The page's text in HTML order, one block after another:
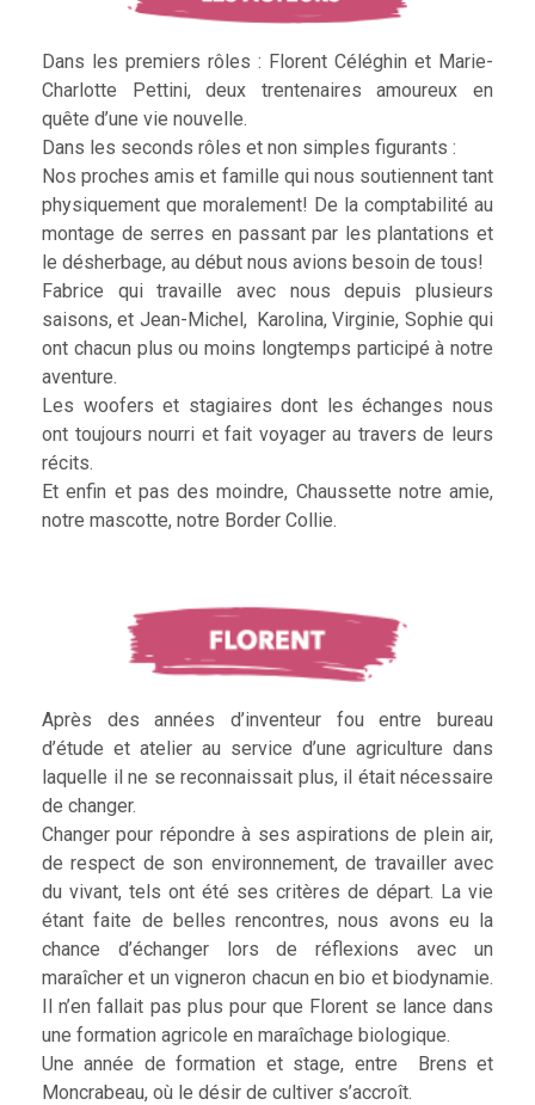
Dans les premiers rôles : Florent Céléghin et Marie-
Charlotte Pettini, deux trentenaires amoureux en
quête d’une vie nouvelle.
Dans les seconds rôles et non simples figurants :
Nos proches amis et famille qui nous soutiennent tant
physiquement que moralement! De la comptabilité au
montage de serres en passant par les plantations et
le désherbage, au début nous avions besoin de tous!
Fabrice qui travaille avec nous depuis plusieurs
saisons, et Jean-Michel, Karolina, Virginie, Sophie qui
ont chacun plus ou moins longtemps participé à notre
aventure.
Les woofers et stagiaires dont les échanges nous
ont toujours nourri et fait voyager au travers de leurs
récits.
Et enfin et pas des moindre, Chaussette notre amie,
notre mascotte, notre Border Collie.
Après des années d’inventeur fou entre bureau
d’étude et atelier au service d’une agriculture dans
laquelle il ne se reconnaissait plus, il était nécessaire
de changer.
Changer pour répondre à ses aspirations de plein air,
de respect de son environnement, de travailler avec
du vivant, tels ont été ses critères de départ. La vie
étant faite de belles rencontres, nous avons eu la
chance d’échanger lors de réflexions avec un
maraîcher et un vigneron chacun en bio et biodynamie.
Il n’en fallait pas plus pour que Florent se lance dans
une formation agricole en maraîchage biologique.
Une année de formation et stage, entre Brens et
Moncrabeau, où le désir de cultiver s’accroît.